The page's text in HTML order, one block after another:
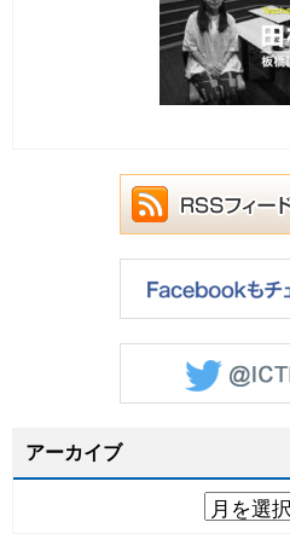
アーカイブ